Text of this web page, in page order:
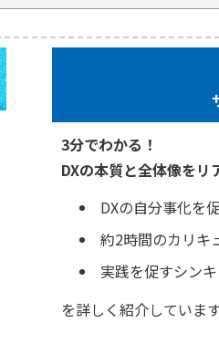
3分でわかる！
DXの本質と全体像を
DXの自分事化を
約2時間のカリキ
実践を促すシン
を詳しく紹介しています